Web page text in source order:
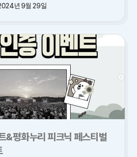
년 9월 29일
&평화누리 피크닉 페스티벌